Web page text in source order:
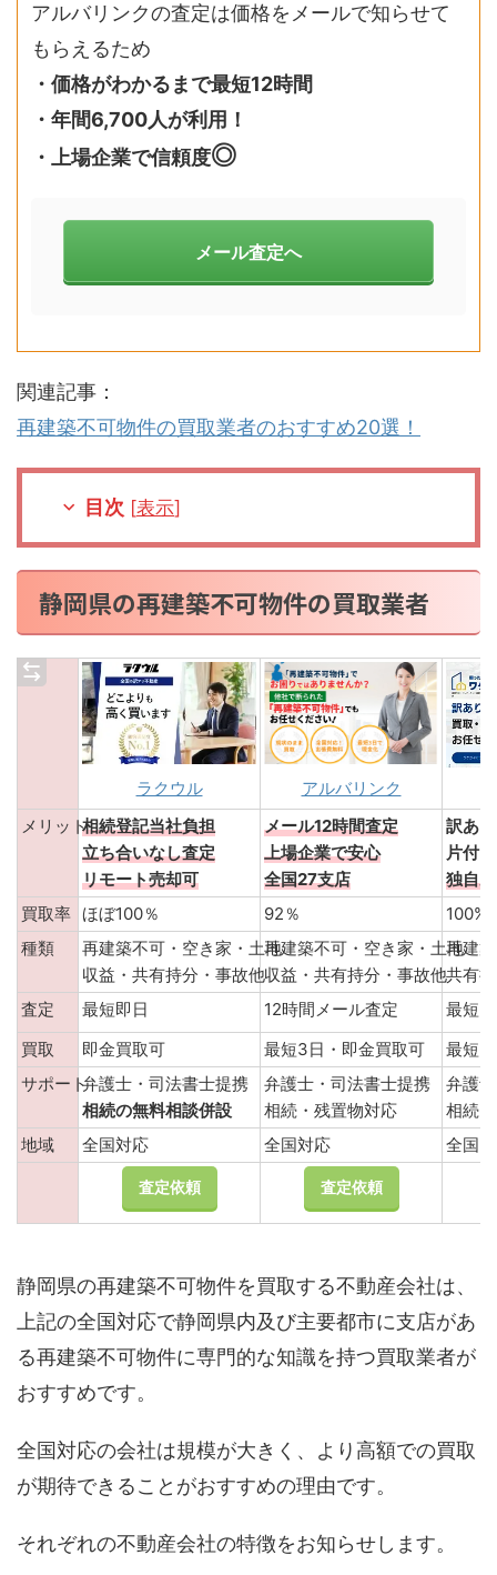
アルバリンクの査定は価格をメールで知らせて
もらえるため
・価格がわかるまで最短12時間
・年間6,700人が利用！
・上場企業で信頼度◎
メール査定へ
関連記事：
再建築不可物件の買取業者のおすすめ20選！
目次 [表示]
静岡県の再建築不可物件の買取業者
ラクウル
アルバリンク
メリット相続登記当社負担
立ち合いなし査定
リモート売却可
メール12時間査定
上場企業で安心
全国27支店
訳あ
片付
独自
買取率 ほぼ100％ 92％
100%
種類
再建築不可・空き家・土地
収益・共有持分・事故他
再建築不可・空き家・土地
収益・共有持分・事故他
再建
共有
査定
最短即日 12時間メール査定
最短3
買取
即金買取可 最短3日・即金買取可
最短
サポート弁護士・司法書士提携
相続の無料相談併設
弁護士・司法書士提携
相続・残置物対応
弁護
相続
地域
全国対応 全国対応 全国
査定依頼 査定依頼
静岡県の再建築不可物件を買取する不動産会社は、
上記の全国対応で静岡県内及び主要都市に支店があ
る再建築不可物件に専門的な知識を持つ買取業者が
おすすめです。
全国対応の会社は規模が大きく、より高額での買取
が期待できることがおすすめの理由です。
それぞれの不動産会社の特徴をお知らせします。